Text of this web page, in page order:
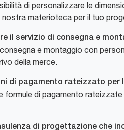
di personalizzare le
nostra materioteca per il tuo
il servizio di consegna e
e montaggio con
della merce.
di pagamento rateizzato per
formule di pagamento
di progettazione che